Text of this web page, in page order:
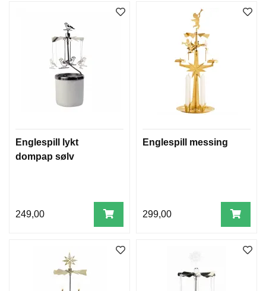
Englespill lykt
dompap sølv
249,00
Englespill messing
299,00